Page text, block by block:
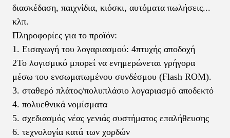
διασκέδαση, παιχνίδια, κιόσκι, αυτόματα πωλήσεις...
κλπ.
Πληροφορίες για το προϊόν:
1. Εισαγωγή του λογαριασμού: 4πτυχής αποδοχή
2Το λογισμικό μπορεί να ενημερώνεται γρήγορα
μέσω του ενσωματωμένου συνδέσμου (Flash ROM).
3. σταθερό πλάτος/πολυπλάσιο λογαριασμό αποδεκτό
4. πολυεθνικά νομίσματα
5. σχεδιασμός νέας γενιάς συστήματος επαλήθευσης
6. τεχνολογία κατά των χορδών